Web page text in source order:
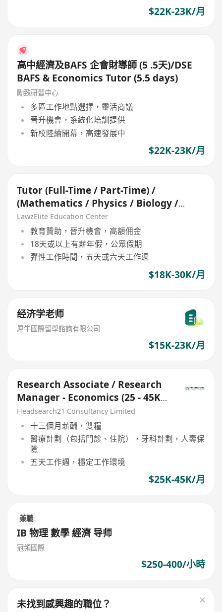
$22K-23K/月
高中經濟及BAFS 企會財導師 (5 .5天)/DSE
BAFS & Economics Tutor (5.5 days)
勵致研習中心
多區工作地點選擇，靈活商議
晉升機會，系統化培訓提供
新校陸續開幕，高速發展中
$22K-23K/月
Tutor (Full-Time / Part-Time) /
(Mathematics / Physics / Biology /
Economics )
LawzElite Education Center
教育贊助，晉升機會，高額佣金
18天或以上有薪年假，公眾假期
彈性工作時間，五天或六天工作週
$18K-30K/月
经济学老师
犀牛國際留學諮詢有限公司
$15K-23K/月
Research Associate / Research
Manager - Economics (25 - 45K x
13 Months, 5 days)
Headsearch21 Consultancy Limited
十三個月薪酬，雙糧
醫療計劃（包括門診、住院），牙科計劃，人壽保
險
五天工作週，穩定工作環境
$25K-45K/月
兼職
IB 物理 數學 經濟 导师
冠領國際
$250-400/小時
未找到感興趣的職位？